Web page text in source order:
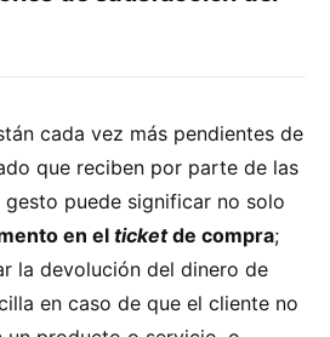
cada vez más pendientes de
que reciben por parte de las
gesto puede significar no solo
en elticketde compra;
la devolución del dinero de
en caso de que el cliente no